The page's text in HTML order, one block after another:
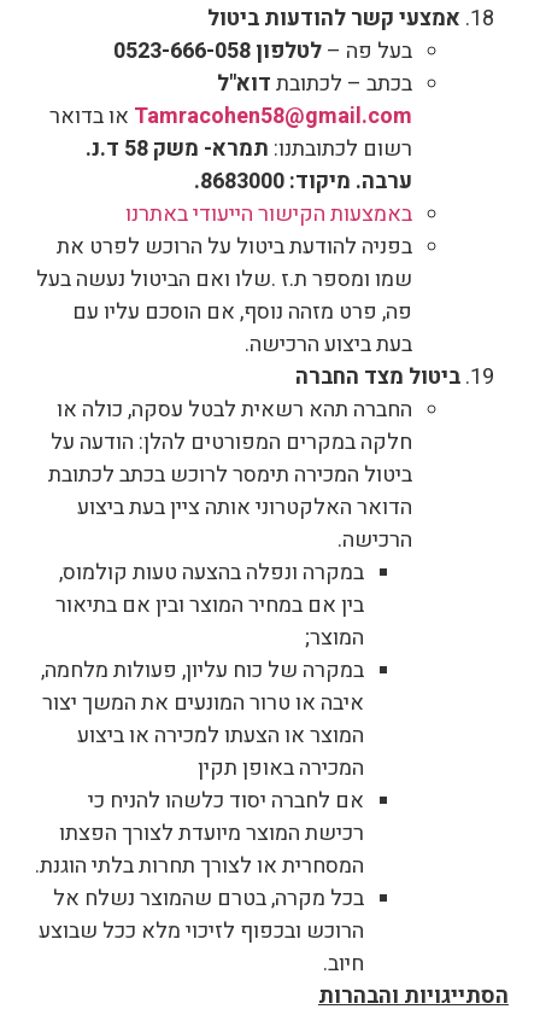
אמצעי קשר להודעות ביטול
בעל פה –לטלפון 0523-666-058
בכתב – לכתובתדוא"ל
Tamracohen58@gmail.com או בדואר
רשום לכתובתנו:
תמרא- משק 58 ד.נ.
ערבה. מיקוד: 8683000.
באמצעות הקישור הייעודי באתרנו
בפניה להודעת ביטול על הרוכש לפרט את
שמו ומספר ת.ז .שלו ואם הביטול נעשה בעל
פה, פרט מזהה נוסף, אם הוסכם עליו עם
בעת ביצוע הרכישה.
ביטול מצד החברה
החברה תהא רשאית לבטל עסקה, כולה או
חלקה במקרים המפורטים להלן: הודעה על
ביטול המכירה תימסר לרוכש בכתב לכתובת
הדואר האלקטרוני אותה ציין בעת ביצוע
הרכישה.
במקרה ונפלה בהצעה טעות קולמוס,
בין אם במחיר המוצר ובין אם בתיאור
המוצר;
במקרה של כוח עליון, פעולות מלחמה,
איבה או טרור המונעים את המשך יצור
המוצר או הצעתו למכירה או ביצוע
המכירה באופן תקין
אם לחברה יסוד כלשהו להניח כי
רכישת המוצר מיועדת לצורך הפצתו
המסחרית או לצורך תחרות בלתי הוגנת.
בכל מקרה, בטרם שהמוצר נשלח אל
הרוכש ובכפוף לזיכוי מלא ככל שבוצע
חיוב.
הסתייגויות והבהרות